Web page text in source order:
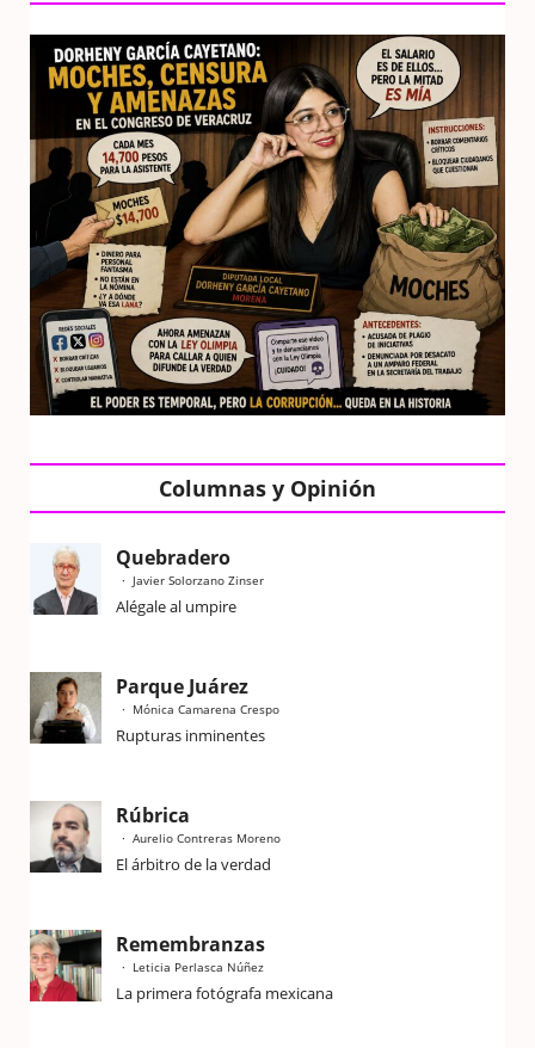
Columnas y Opinión
Quebradero
Javier Solorzano Zinser
Alégale al umpire
Parque Juárez
Mónica Camarena Crespo
Rupturas inminentes
Rúbrica
Aurelio Contreras Moreno
El árbitro de la verdad
Remembranzas
Leticia Perlasca Núñez
La primera fotógrafa mexicana